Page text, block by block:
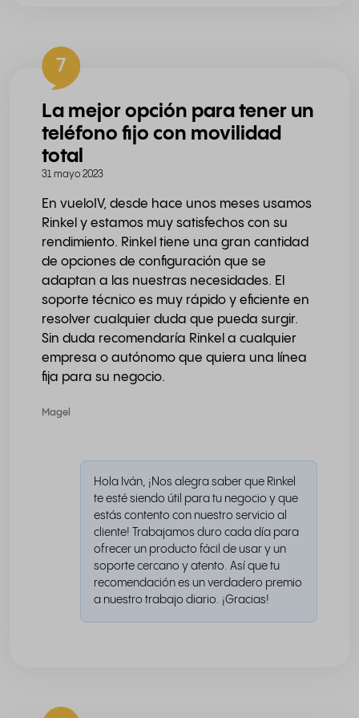
7
La mejor opción para tener un
teléfono fijo con movilidad
total
31 mayo 2023
En vueloIV, desde hace unos meses usamos
Rinkel y estamos muy satisfechos con su
rendimiento. Rinkel tiene una gran cantidad
de opciones de configuración que se
adaptan a las nuestras necesidades. El
soporte técnico es muy rápido y eficiente en
resolver cualquier duda que pueda surgir.
Sin duda recomendaría Rinkel a cualquier
empresa o autónomo que quiera una línea
fija para su negocio.
Magel
Hola Iván, ¡Nos alegra saber que Rinkel
te esté siendo útil para tu negocio y que
estás contento con nuestro servicio al
cliente! Trabajamos duro cada día para
ofrecer un producto fácil de usar y un
soporte cercano y atento. Así que tu
recomendación es un verdadero premio
a nuestro trabajo diario. ¡Gracias!